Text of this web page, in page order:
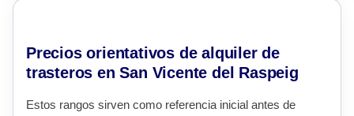
Precios orientativos de alquiler de
trasteros en San Vicente del Raspeig
Estos rangos sirven como referencia inicial antes de